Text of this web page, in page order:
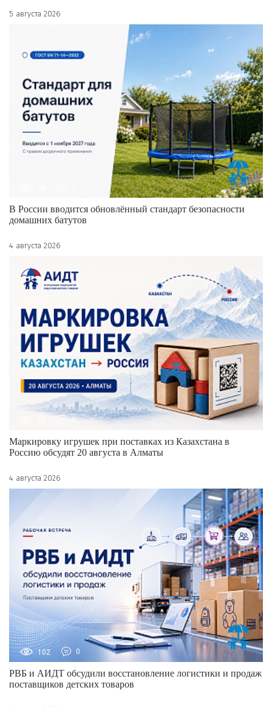
5 августа 2026
В России вводится обновлённый стандарт безопасности
домашних батутов
4 августа 2026
0
Маркировку игрушек при поставках из Казахстана в
Россию обсудят 20 августа в Алматы
4 августа 2026
102 0
РВБ и АИДТ обсудили восстановление логистики и продаж
поставщиков детских товаров